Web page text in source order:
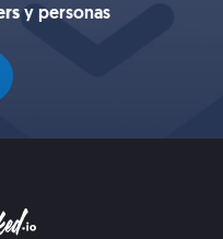
y personas